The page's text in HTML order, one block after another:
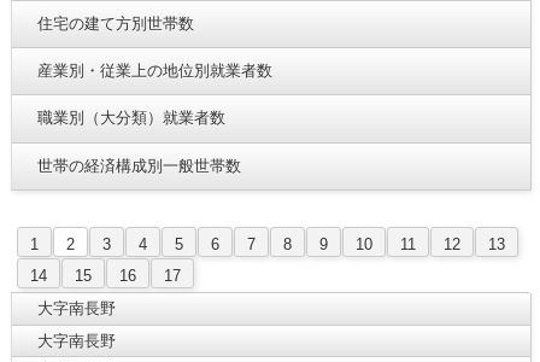
住宅の建て方別世帯数
産業別・従業上の地位別就業者数
職業別（大分類）就業者数
世帯の経済構成別一般世帯数
1 2 3 4 5 6 7 8 9 10 11 12
13
14
15 16
17
大字南長野
大字南長野